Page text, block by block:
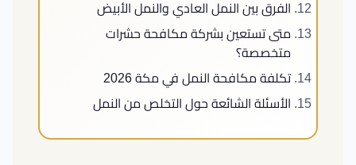
الفرق بين النمل العادي والنمل الأبيض
متى تستعين بشركة مكافحة حشرات
متخصصة؟
تكلفة مكافحة النمل في مكة 2026
الأسئلة الشائعة حول التخلص من النمل